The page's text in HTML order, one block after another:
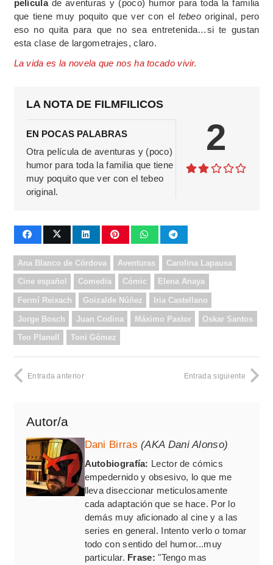
películade aventuras y (poco) humor para toda la familia
que tiene muy poquito que ver con el tebeo original, pero
eso no quita para que no sea entretenida…si te gustan
esta clase de largometrajes, claro.
La vida es la novela que nos ha tocado vivir.
LA NOTA DE FILMFILICOS
EN POCAS PALABRAS
Otra película de aventuras y (poco)
humor para toda la familia que tiene
muy poquito que ver con el tebeo
original.
2
Ana Blanco de Córdova Aventuras Carolina Lapausa
Cine español Comedia Cómic Elena Anaya
Fermí Reixach Goizalde Núñez Iria Castellano
Jorge Bosch Juan Codina Máximo Pastor Oskar Santos
Teo Planell Toni Gómez
Entrada anterior Entrada siguiente
Autor/a
Dani Birras (AKA Dani Alonso)
Autobiografía: Lector de cómics
empedernido y obsesivo, lo que me
lleva diseccionar meticulosamente
cada adaptación que se hace. Por lo
demás muy aficionado al cine y a las
series en general. Intento verlo o tomar
todo con sentido del humor...muy
particular. Frase: "Tengo mas